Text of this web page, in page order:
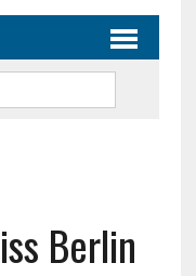
Berlin